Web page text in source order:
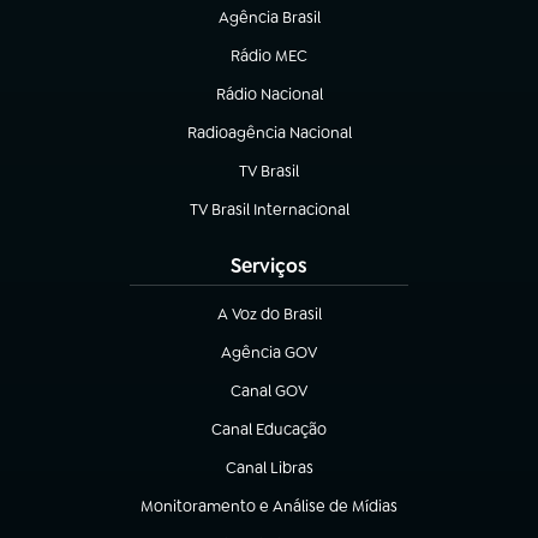
Agência Brasil
(abre em nova aba)
Rádio MEC
(abre em nova aba)
Rádio Nacional
Radioagência Nacional
(abre em nova aba)
TV Brasil
(abre em nova aba)
TV Brasil Internacional
(abre em nova aba)
Serviços
A Voz do Brasil
(abre em nova aba)
Agência GOV
(abre em nova aba)
Canal GOV
(abre em nova aba)
Canal Educação
(abre em nova aba)
Canal Libras
(abre em nova aba)
Monitoramento e Análise de Mídias
(abre em nova aba)